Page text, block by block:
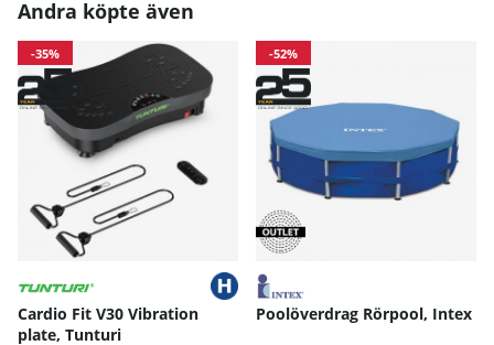
Andra köpte även
-35%
Cardio Fit V30 Vibration
plate, Tunturi
-52%
Poolöverdrag Rörpool, Intex